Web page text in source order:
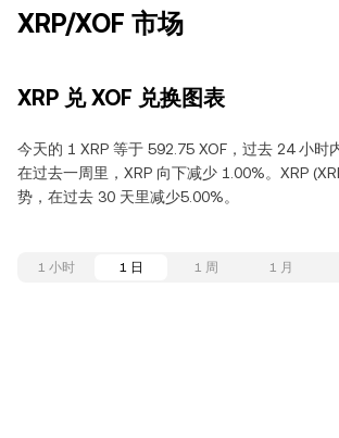
XRP/XOF 市场
XRP 兑 XOF 兑换图表
今天的 1 XRP 等于 592.75 XOF，过去 24 小时
在过去一周里，XRP 向下减少 1.00%。XRP
势，在过去 30 天里减少5.00%。
1 小时 1 日 1 周 1 月